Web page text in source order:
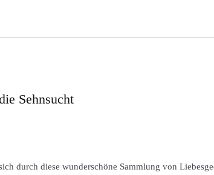
Sehnsucht
durch diese wunderschöne Sammlung von